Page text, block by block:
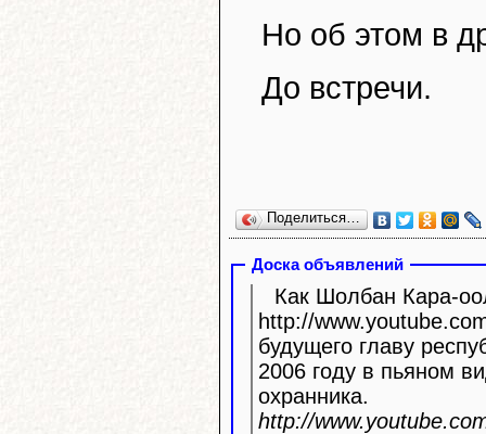
Но об этом в
До встречи.
Поделиться…
Доска объявлений
Как Шолбан Кара-
http://www.youtube.com/
будущего главу
2006 году в пьяном
охранника.
http://